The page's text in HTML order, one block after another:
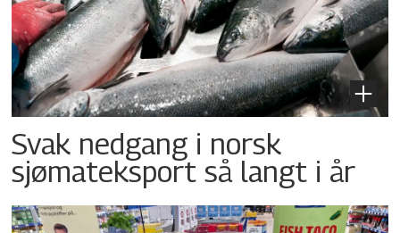
Svak nedgang i norsk
sjømateksport så langt i år